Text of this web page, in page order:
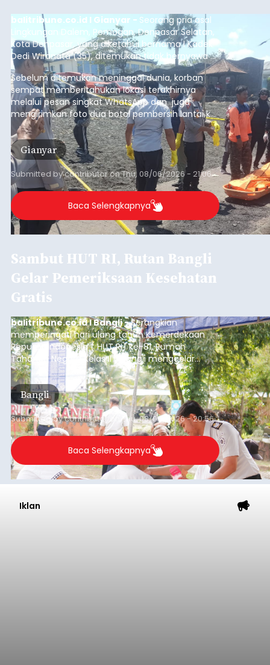
balitribune.co.id I Gianyar - Seorang pria asal
Lingkungan Dalem, Pemogan, Denpasar Selatan,
Kota Denpasar, yang diketahui bernama I Kadek
Dedi Wiranata (35), ditemukan tidak bernyawa di
pesisir Pantai Purnama, Sukawati.
Sebelum ditemukan meninggal dunia, korban
sempat memberitahukan lokasi terakhirnya
melalui pesan singkat WhatsApp dan juga
mengirimkan foto dua botol pembersih lantai ke
istrinya.
Gianyar
Submitted bycontributoronThu, 08/06/2026 - 21:06
Baca Selengkapnya
Sambut HUT RI, Rutan Bangli
Gelar Pemeriksaan Kesehatan
Gratis
balitribune.co.id I Bangli -Serangkian
memperingati hari ulang tahun Kemerdekaan
Republik Indonesia ( HUT RI) ke-81, Rumah
Tahanan Negara Kelas II B Bangli menggelar
kegiatan pemeriksaan kesehatan gratis, Rabu
(6/8/2026).
Bangli
Submitted bycontributor Thu, 08/06/2026 - 20:56
Baca Selengkapnya
Iklan